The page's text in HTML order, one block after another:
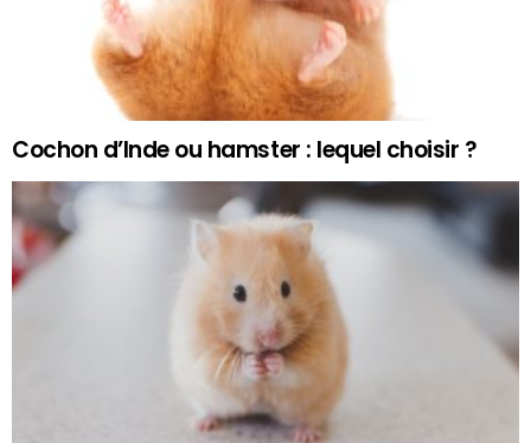
Cochon d’Inde ou hamster : lequel choisir ?